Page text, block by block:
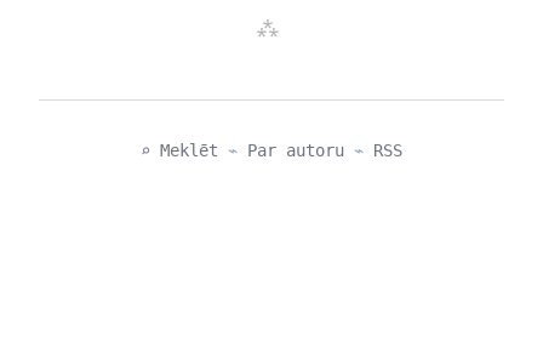
⌕ Meklēt ⌁ Par autoru ⌁ RSS